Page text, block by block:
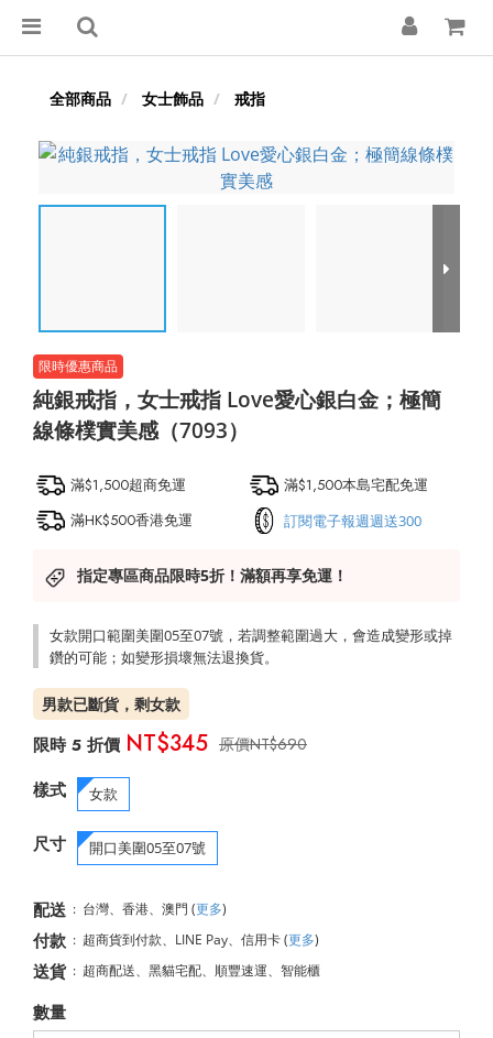
全部商品 女士飾品 戒指
純銀戒指，女士戒指 Love愛心銀白金；極簡
線條樸實美感（7093）
滿$1,500超商免運
滿$1,500本島宅配免運
滿HK$500香港免運
訂閱電子報週週送300
指定專區商品限時5折！滿額再享免運！
女款開口範圍美圍05至07號，若調整範圍過大，會造成變形或掉
鑽的可能；如變形損壞無法退換貨。
男款已斷貨，剩女款
NT$690
NT$345
樣式 女款
尺寸 開口美圍05至07號
配送 : 台灣、香港、澳門 (更多)
付款 : 超商貨到付款、LINE Pay、信用卡(更多)
送貨 : 超商配送、黑貓宅配、順豐速運、智能櫃
數量